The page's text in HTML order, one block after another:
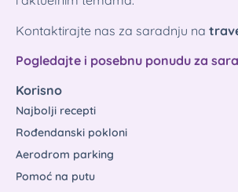
Kontaktirajte nas za saradnju na
Pogledajte i posebnu ponudu za
Korisno
Najbolji recepti
Rođendanski pokloni
Aerodrom parking
Pomoć na putu